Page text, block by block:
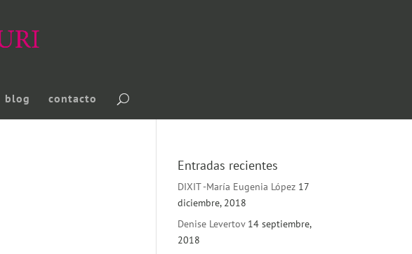
blog contacto
Entradas recientes
DIXIT -María Eugenia López 17
diciembre, 2018
Denise Levertov 14 septiembre,
2018